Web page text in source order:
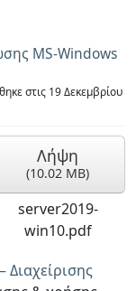
MS-Windows
στις 19 Δεκεμβρίου
Λήψη
(10.02 MB)
server2019-
win10.pdf
Διαχείρισης